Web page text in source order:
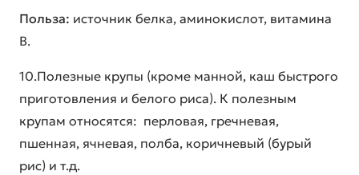
Польза: источник белка, аминокислот, витамина
В.
10.Полезные крупы (кроме манной, каш быстрого
приготовления и белого риса). К полезным
крупам относятся: перловая, гречневая,
пшенная, ячневая, полба, коричневый (бурый
рис) и т.д.